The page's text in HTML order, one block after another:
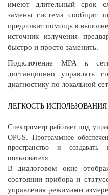
имеют длительный срок
замены система сообщит
предложит помощь в
источник излучения
быстро и просто заменить.
Подключение MPA к
дистанционно управлять
диагностику по локальной
ЛЕГКОСТЬ ИСПОЛЬЗОВАНИЯ
Спектрометр работает под
OPUS. Программное
пространство и
пользователя.
В диалоговом окне
состоянии прибора и
управления режимами